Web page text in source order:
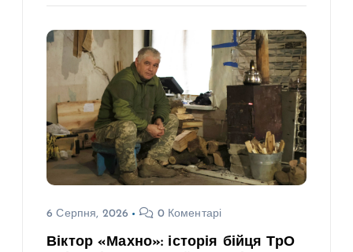
6 Серпня, 2026 0 Коментарі
Віктор «Махно»: історія бійця ТрО